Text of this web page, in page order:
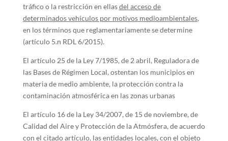
tráfico o la restricción en ellasdel acceso de
determinados vehículos por motivos medioambientales,
en los términos que reglamentariamente se determine
(artículo 5.n RDL 6/2015).
El artículo 25 de la Ley 7/1985, de 2 abril, Reguladora de
las Bases de Régimen Local, ostentan los municipios en
materia de medio ambiente, la protección contra la
contaminación atmosférica en las zonas urbanas
El artículo 16 de la Ley 34/2007, de 15 de noviembre, de
Calidad del Aire y Protección de la Atmósfera, de acuerdo
con el citado artículo, las entidades locales, con el objeto